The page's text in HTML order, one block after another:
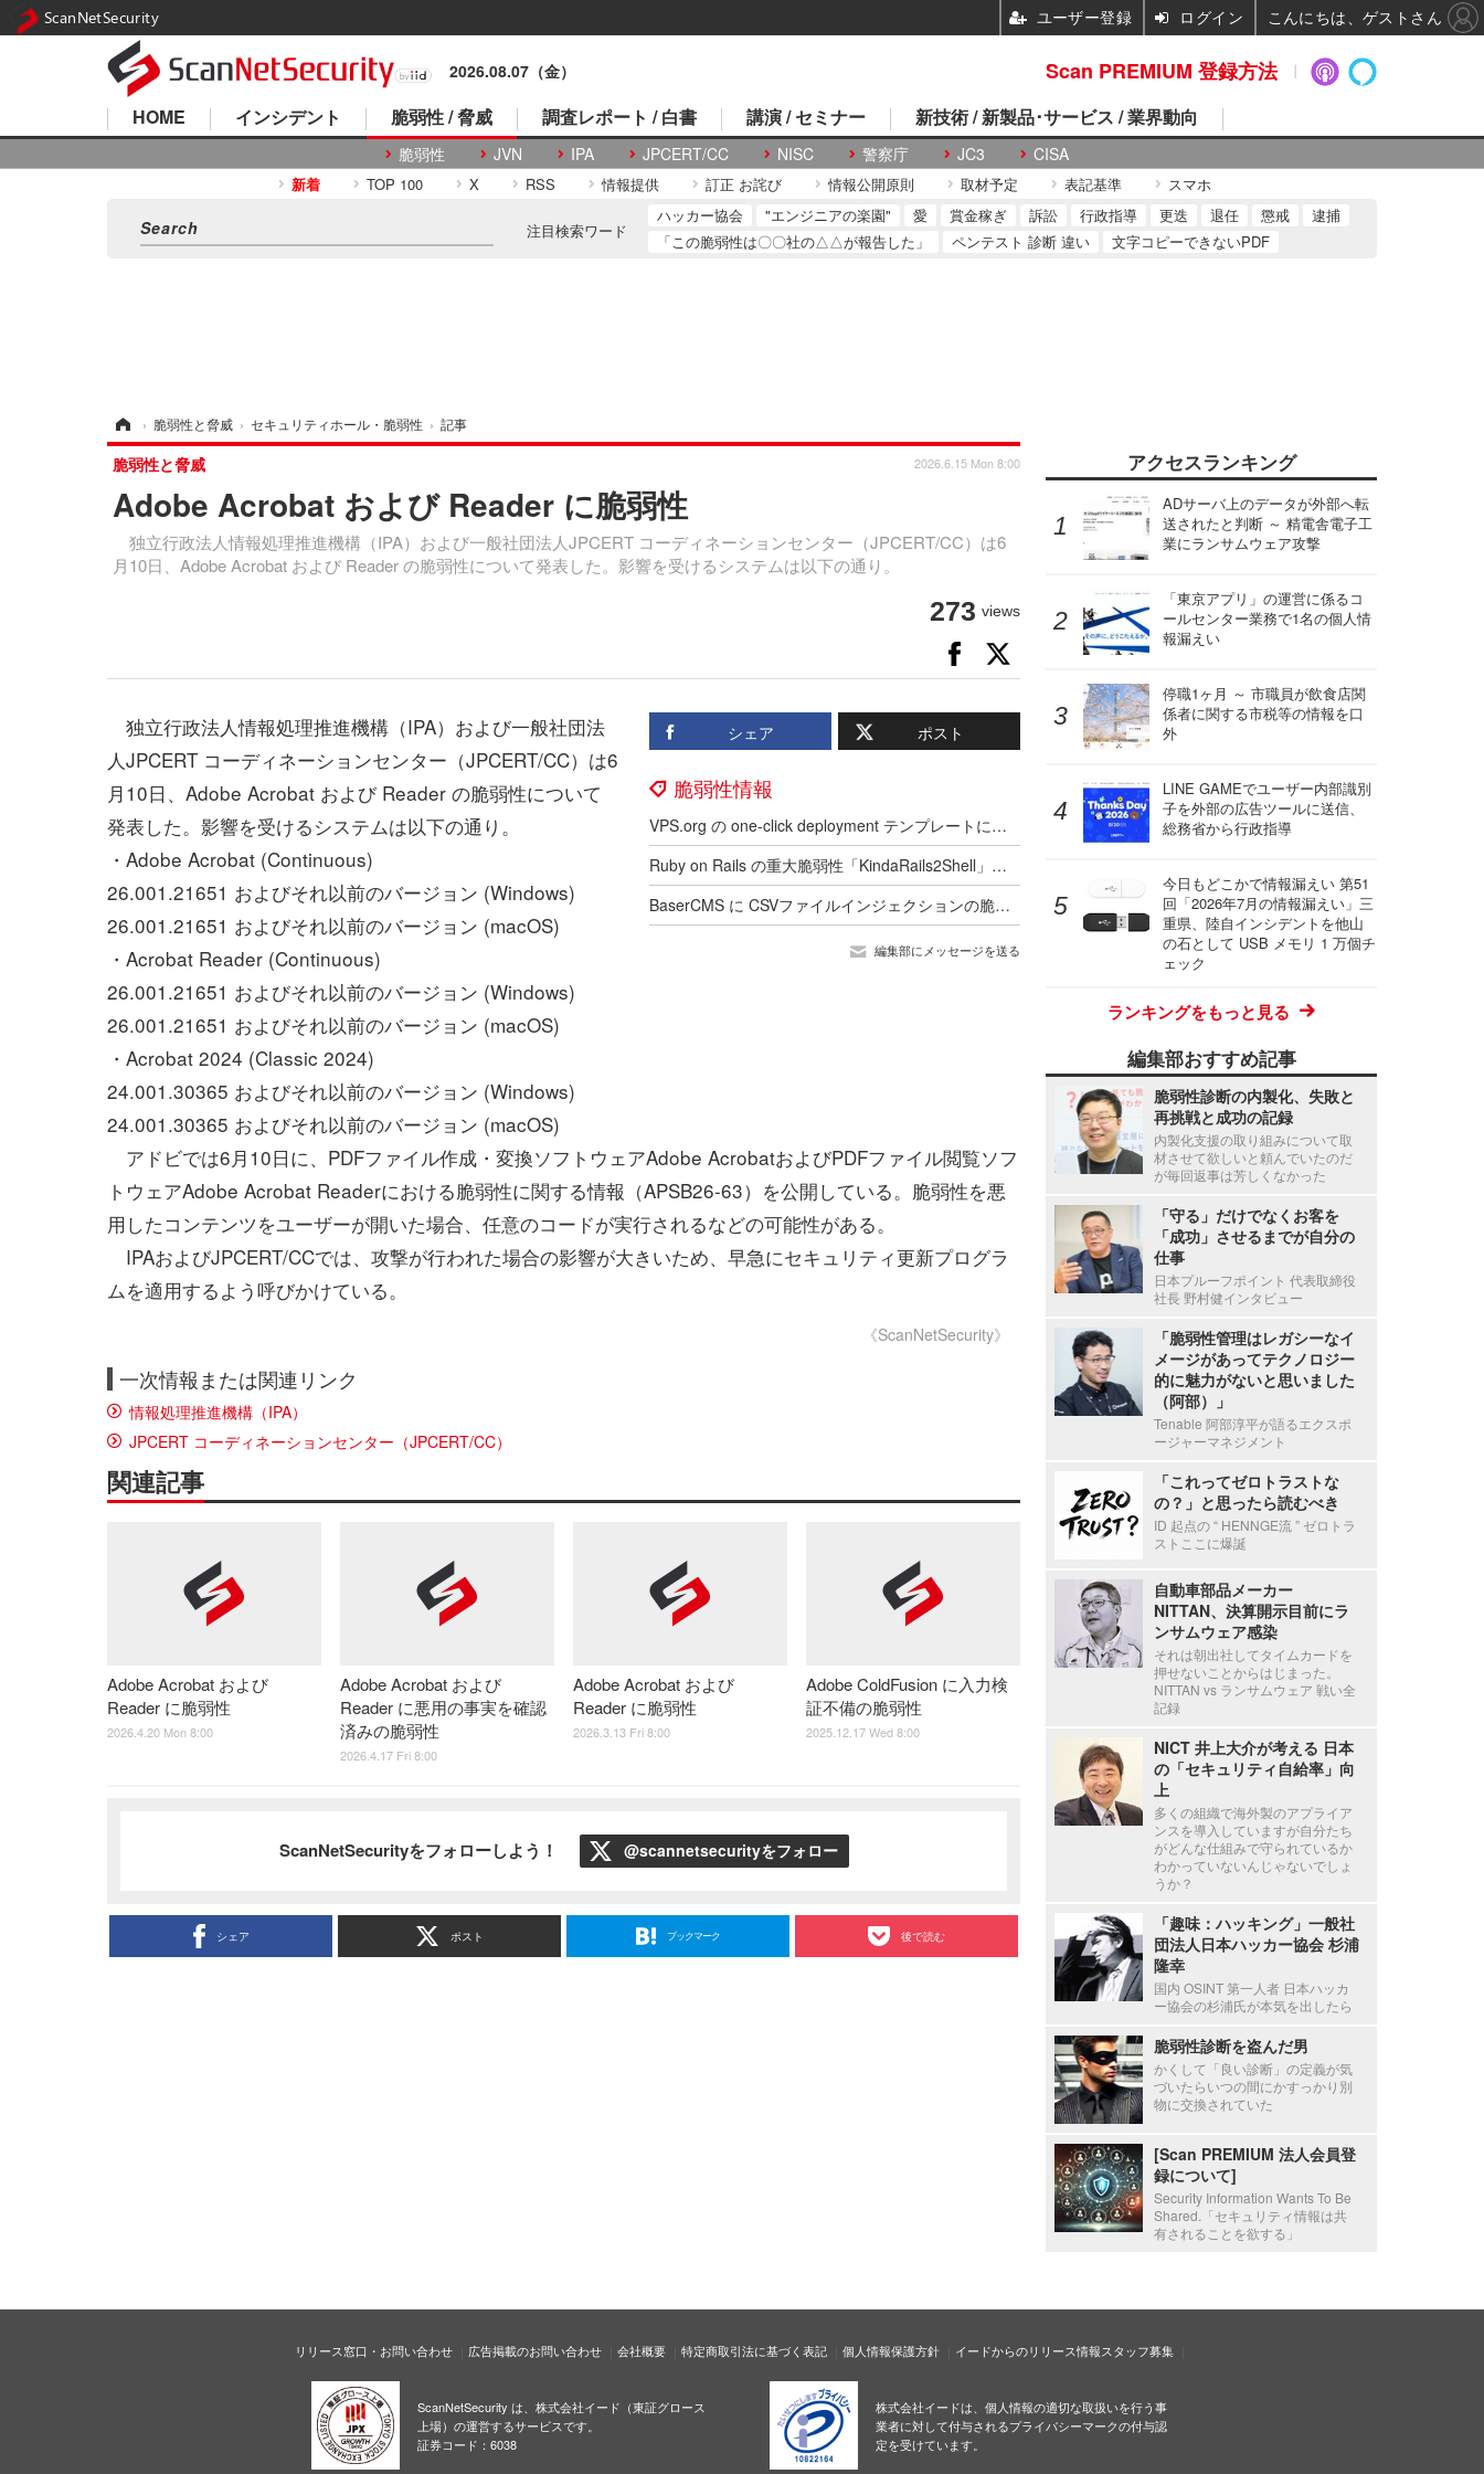
2026.08.07（金）
HOME インシデント 脆弱性 / 脅威
脆弱性 JVN IPA JPCERT/CC NISC 警察庁 JC3 CISA
調査レポート / 白書 講演 / セミナー 新技術 / 新製品･サービス / 業界動向
新着 TOP 100 X RSS 情報提供 訂正 お詫び 情報公開原則 取材予定 表記基準 スマホ
注目検索ワード
ハッカー協会 "エンジニアの楽園" 愛 賞金稼ぎ 訴訟 行政指導 更迭 退任 懲戒
逮捕
「この脆弱性は〇〇社の△△が報告した」
ペンテスト 診断 違い 文字コピーできないPDF
› 脆弱性と脅威 › セキュリティホール・脆弱性 › 記事
Adobe Acrobat および Reader に脆弱性
独立行政法人情報処理推進機構（IPA）および一般社団法人JPCERT コーディネーションセンター（JPCERT/CC）は6
月10日、Adobe Acrobat および Reader の脆弱性について発表した。影響を受けるシステムは以下の通り。
脆弱性と脅威 2026.6.15 Mon 8:00
273 views
シェア ポスト
脆弱性情報
VPS.org の one-click deployment テンプレートに複数の脆弱性
Ruby on Rails の重大脆弱性「KindaRails2Shell」への「GMOサイバー攻撃ネットde診断 ASM」の対応、Rails の利用を検出した顧客に個別案内
BaserCMS に CSVファイルインジェクションの脆弱性
編集部にメッセージを送る
独立行政法人情報処理推進機構（IPA）および一般社団法
人JPCERT コーディネーションセンター（JPCERT/CC）は6
月10日、Adobe Acrobat および Reader の脆弱性について
発表した。影響を受けるシステムは以下の通り。
・Adobe Acrobat (Continuous)
26.001.21651 およびそれ以前のバージョン (Windows)
26.001.21651 およびそれ以前のバージョン (macOS)
・Acrobat Reader (Continuous)
26.001.21651 およびそれ以前のバージョン (Windows)
26.001.21651 およびそれ以前のバージョン (macOS)
・Acrobat 2024 (Classic 2024)
24.001.30365 およびそれ以前のバージョン (Windows)
24.001.30365 およびそれ以前のバージョン (macOS)
アドビでは6月10日に、PDFファイル作成・変換ソフトウェアAdobe AcrobatおよびPDFファイル閲覧ソフ
トウェアAdobe Acrobat Readerにおける脆弱性に関する情報（APSB26-63）を公開している。脆弱性を悪
用したコンテンツをユーザーが開いた場合、任意のコードが実行されるなどの可能性がある。
IPAおよびJPCERT/CCでは、攻撃が行われた場合の影響が大きいため、早急にセキュリティ更新プログラ
ムを適用するよう呼びかけている。
《ScanNetSecurity》
一次情報または関連リンク
情報処理推進機構（IPA）
JPCERT コーディネーションセンター（JPCERT/CC）
関連記事
Adobe Acrobat および
Reader に脆弱性
2026.4.20 Mon 8:00
Adobe Acrobat および
Reader に悪用の事実を確認
済みの脆弱性
2026.4.17 Fri 8:00
Adobe Acrobat および
Reader に脆弱性
2026.3.13 Fri 8:00
Adobe ColdFusion に入力検
証不備の脆弱性
2025.12.17 Wed 8:00
ScanNetSecurityをフォローしよう！ @scannetsecurityをフォロー
シェア ポスト ブックマーク 後で読む
アクセスランキング
ADサーバ上のデータが外部へ転
送されたと判断 ～ 精電舎電子工
業にランサムウェア攻撃
「東京アプリ」の運営に係るコ
ールセンター業務で1名の個人情
報漏えい
停職1ヶ月 ～ 市職員が飲食店関
係者に関する市税等の情報を口
外
LINE GAMEでユーザー内部識別
子を外部の広告ツールに送信、
総務省から行政指導
今日もどこかで情報漏えい 第51
回「2026年7月の情報漏えい」三
重県、陸自インシデントを他山
の石として USB メモリ 1 万個チ
ェック
ランキングをもっと見る
編集部おすすめ記事
脆弱性診断の内製化、失敗と
再挑戦と成功の記録
内製化支援の取り組みについて取
材させて欲しいと頼んでいたのだ
が毎回返事は芳しくなかった
「守る」だけでなくお客を
「成功」させるまでが自分の
仕事
日本プルーフポイント 代表取締役
社長 野村健インタビュー
「脆弱性管理はレガシーなイ
メージがあってテクノロジー
的に魅力がないと思いました
（阿部）」
Tenable 阿部淳平が語るエクスポ
ージャーマネジメント
「これってゼロトラストな
の？」と思ったら読むべき
ID 起点の “ HENNGE流 ” ゼロトラ
ストここに爆誕
自動車部品メーカー
NITTAN、決算開示目前にラ
ンサムウェア感染
それは朝出社してタイムカードを
押せないことからはじまった。
NITTAN vs ランサムウェア 戦い全
記録
NICT 井上大介が考える 日本
の「セキュリティ自給率」向
上
多くの組織で海外製のアプライア
ンスを導入していますが自分たち
がどんな仕組みで守られているか
わかっていないんじゃないでしょ
うか？
「趣味：ハッキング」一般社
団法人日本ハッカー協会 杉浦
隆幸
国内 OSINT 第一人者 日本ハッカ
ー協会の杉浦氏が本気を出したら
脆弱性診断を盗んだ男
かくして「良い診断」の定義が気
づいたらいつの間にかすっかり別
物に交換されていた
[Scan PREMIUM 法人会員登
録について]
Security Information Wants To Be
Shared.「セキュリティ情報は共
有されることを欲する」
リリース窓口・お問い合わせ 広告掲載のお問い合わせ 会社概要 特定商取引法に基づく表記 個人情報保護方針 イードからのリリース情報スタッフ募集
ScanNetSecurity は、株式会社イード（東証グロース
上場）の運営するサービスです。
証券コード：6038
株式会社イードは、個人情報の適切な取扱いを行う事
業者に対して付与されるプライバシーマークの付与認
定を受けています。
Scan PREMIUM 登録方法
ScanNetSecurity ユーザー登録 ログイン こんにちは、ゲストさん